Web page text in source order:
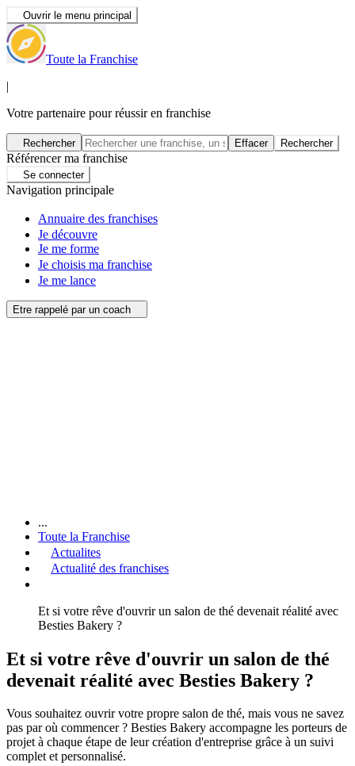
Ouvrir le menu principal
Toute la Franchise
|
Votre partenaire pour réussir en franchise
Rechercher Effacer Rechercher
Référencer ma franchise
Se connecter
Navigation principale
Annuaire des franchises
Je découvre
Je me forme
Je choisis ma franchise
Je me lance
Etre rappelé par un coach
...
Toute la Franchise
Actualites
Actualité des franchises
Et si votre rêve d'ouvrir un salon de thé devenait réalité avec
Besties Bakery ?
Et si votre rêve d'ouvrir un salon de thé
devenait réalité avec Besties Bakery ?
Vous souhaitez ouvrir votre propre salon de thé, mais vous ne savez
pas par où commencer ? Besties Bakery accompagne les porteurs de
projet à chaque étape de leur création d'entreprise grâce à un suivi
complet et personnalisé.